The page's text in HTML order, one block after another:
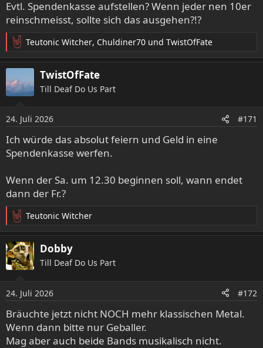
Evtl. Spendenkasse aufstellen? Wenn jeder nen 10er
reinschmeisst, sollte sich das ausgehen?!?
R
e
a
k
t
n
e
n
:
Teutonic Witcher, Chuldiner70 und TwistOfFate
TwistOfFate
Till Deaf Do Us Part
24. Juli 2026 #171
Ich würde das absolut feiern und Geld in eine
Spendenkasse werfen.
Wenn der Sa. um 12.30 beginnen soll, wann endet
dann der Fr.?
R
e
a
k
t
n
e
n
:
Teutonic Witcher
Dobby
Till Deaf Do Us Part
24. Juli 2026 #172
Bräuchte jetzt nicht NOCH mehr klassischen Metal.
Wenn dann bitte nur Geballer.
Mag aber auch beide Bands musikalisch nicht.